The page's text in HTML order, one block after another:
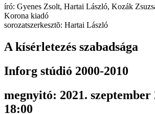
író: Gyenes Zsolt, Hartai László, Kozák
Korona kiadó
sorozatszerkesztõ: Hartai László
A kísérletezés szabadsága
Inforg stúdió 2000-2010
megnyitó: 2021. szeptember
18:00